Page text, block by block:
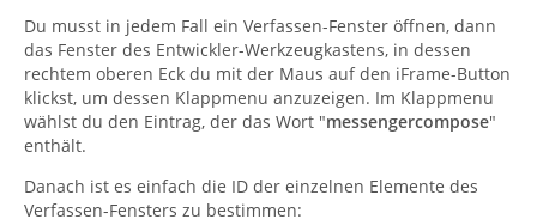
Du musst in jedem Fall ein Verfassen-Fenster öffnen, dann
das Fenster des Entwickler-Werkzeugkastens, in dessen
rechtem oberen Eck du mit der Maus auf den iFrame-Button
klickst, um dessen Klappmenu anzuzeigen. Im Klappmenu
wählst du den Eintrag, der das Wort "messengercompose"
enthält.
Danach ist es einfach die ID der einzelnen Elemente des
Verfassen-Fensters zu bestimmen: